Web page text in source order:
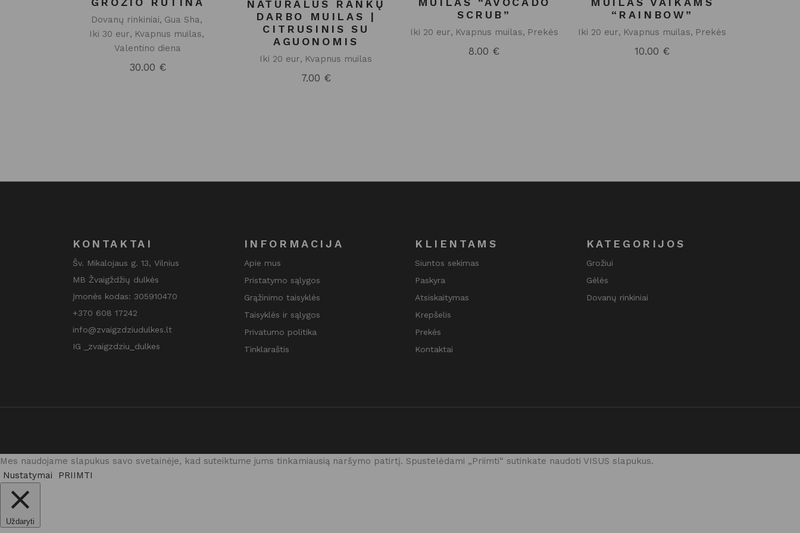
Dovanų rinkiniai Gua Sha
Iki 30 eur
Kvapnus muilas
Valentino diena
30.00 €
NATŪRALUS RANKŲ
DARBO MUILAS |
CITRUSINIS SU
AGUONOMIS
Iki 20 eur Kvapnus muilas
7.00 €
SCRUB”
Iki 20 eur Kvapnus muilas Prekės
8.00 €
“RAINBOW”
Iki 20 eur Kvapnus muilas Prekės
10.00 €
KONTAKTAI
Šv. Mikalojaus g. 13, Vilnius
MB Žvaigždžių dulkės
Įmonės kodas: 305910470
+370 608 17242
info@zvaigzdziudulkes.lt
IG _zvaigzdziu_dulkes
INFORMACIJA
Apie mus
Pristatymo sąlygos
Grąžinimo taisyklės
Taisyklės ir sąlygos
Privatumo politika
Tinklaraštis
KLIENTAMS
Siuntos sekimas
Paskyra
Atsiskaitymas
Krepšelis
Prekės
Kontaktai
KATEGORIJOS
Grožiui
Gėlės
Dovanų rinkiniai
Mes naudojame slapukus savo svetainėje, kad suteiktume jums tinkamiausią naršymo patirtį. Spustelėdami „Priimti“ sutinkate naudoti VISUS slapukus.
Nustatymai
PRIIMTI
Uždaryti